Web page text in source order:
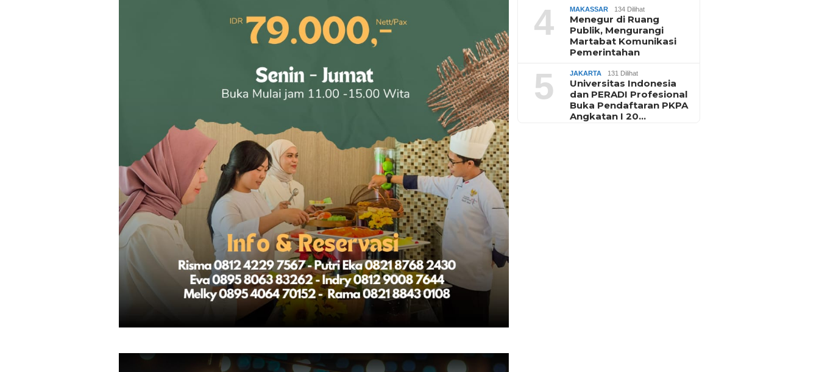
4 MAKASSAR 134 Dilihat
Menegur di Ruang
Publik, Mengurangi
Martabat Komunikasi
Pemerintahan
5 JAKARTA 131 Dilihat
Universitas Indonesia
dan PERADI Profesional
Buka Pendaftaran PKPA
Angkatan I 20…